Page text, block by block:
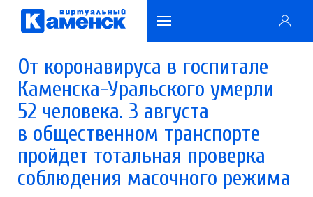
От коронавируса в госпитале
Каменска-Уральского умерли
52 человека. 3 августа
в общественном транспорте
пройдет тотальная проверка
соблюдения масочного режима